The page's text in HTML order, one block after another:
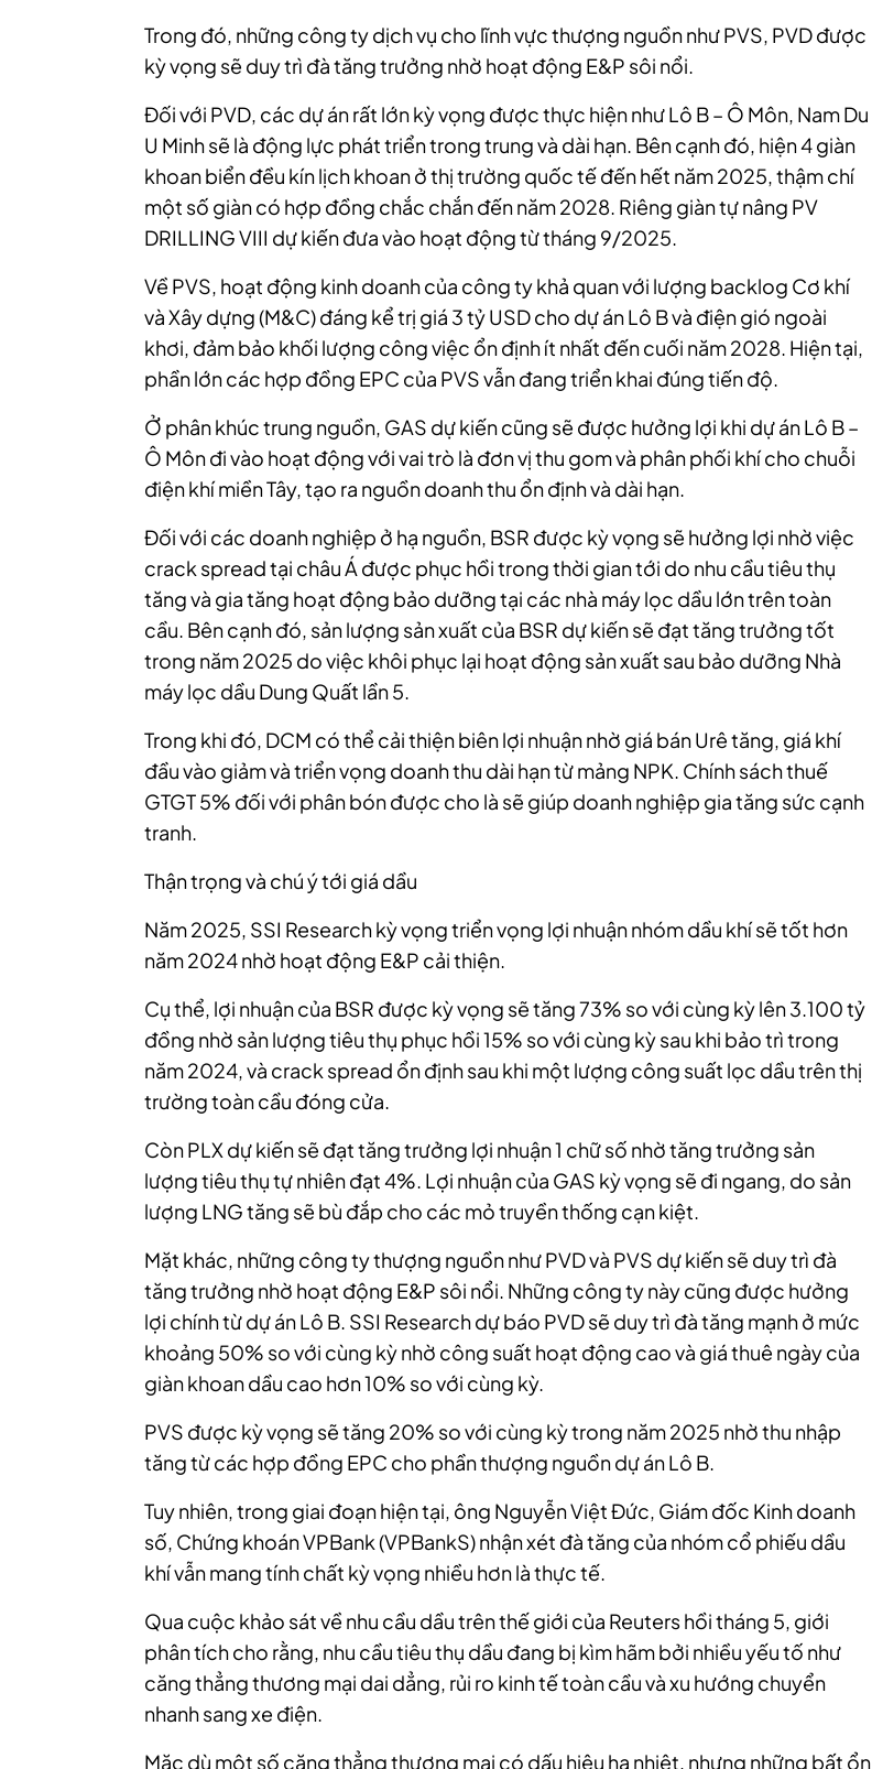
Trong đó, những công ty dịch vụ cho lĩnh vực thượng nguồn như PVS, PVD được
kỳ vọng sẽ duy trì đà tăng trưởng nhờ hoạt động E&P sôi nổi.
Đối với PVD, các dự án rất lớn kỳ vọng được thực hiện như Lô B – Ô Môn, Nam Du
U Minh sẽ là động lực phát triển trong trung và dài hạn. Bên cạnh đó, hiện 4 giàn
khoan biển đều kín lịch khoan ở thị trường quốc tế đến hết năm 2025, thậm chí
một số giàn có hợp đồng chắc chắn đến năm 2028. Riêng giàn tự nâng PV
DRILLING VIII dự kiến đưa vào hoạt động từ tháng 9/2025.
Về PVS, hoạt động kinh doanh của công ty khả quan với lượng backlog Cơ khí
và Xây dựng (M&C) đáng kể trị giá 3 tỷ USD cho dự án Lô B và điện gió ngoài
khơi, đảm bảo khối lượng công việc ổn định ít nhất đến cuối năm 2028. Hiện tại,
phần lớn các hợp đồng EPC của PVS vẫn đang triển khai đúng tiến độ.
Ở phân khúc trung nguồn, GAS dự kiến cũng sẽ được hưởng lợi khi dự án Lô B –
Ô Môn đi vào hoạt động với vai trò là đơn vị thu gom và phân phối khí cho chuỗi
điện khí miền Tây, tạo ra nguồn doanh thu ổn định và dài hạn.
Đối với các doanh nghiệp ở hạ nguồn, BSR được kỳ vọng sẽ hưởng lợi nhờ việc
crack spread tại châu Á được phục hồi trong thời gian tới do nhu cầu tiêu thụ
tăng và gia tăng hoạt động bảo dưỡng tại các nhà máy lọc dầu lớn trên toàn
cầu. Bên cạnh đó, sản lượng sản xuất của BSR dự kiến sẽ đạt tăng trưởng tốt
trong năm 2025 do việc khôi phục lại hoạt động sản xuất sau bảo dưỡng Nhà
máy lọc dầu Dung Quất lần 5.
Trong khi đó, DCM có thể cải thiện biên lợi nhuận nhờ giá bán Urê tăng, giá khí
đầu vào giảm và triển vọng doanh thu dài hạn từ mảng NPK. Chính sách thuế
GTGT 5% đối với phân bón được cho là sẽ giúp doanh nghiệp gia tăng sức cạnh
tranh.
Thận trọng và chú ý tới giá dầu
Năm 2025, SSI Research kỳ vọng triển vọng lợi nhuận nhóm dầu khí sẽ tốt hơn
năm 2024 nhờ hoạt động E&P cải thiện.
Cụ thể, lợi nhuận của BSR được kỳ vọng sẽ tăng 73% so với cùng kỳ lên 3.100 tỷ
đồng nhờ sản lượng tiêu thụ phục hồi 15% so với cùng kỳ sau khi bảo trì trong
năm 2024, và crack spread ổn định sau khi một lượng công suất lọc dầu trên thị
trường toàn cầu đóng cửa.
Còn PLX dự kiến sẽ đạt tăng trưởng lợi nhuận 1 chữ số nhờ tăng trưởng sản
lượng tiêu thụ tự nhiên đạt 4%. Lợi nhuận của GAS kỳ vọng sẽ đi ngang, do sản
lượng LNG tăng sẽ bù đắp cho các mỏ truyền thống cạn kiệt.
Mặt khác, những công ty thượng nguồn như PVD và PVS dự kiến sẽ duy trì đà
tăng trưởng nhờ hoạt động E&P sôi nổi. Những công ty này cũng được hưởng
lợi chính từ dự án Lô B. SSI Research dự báo PVD sẽ duy trì đà tăng mạnh ở mức
khoảng 50% so với cùng kỳ nhờ công suất hoạt động cao và giá thuê ngày của
giàn khoan dầu cao hơn 10% so với cùng kỳ.
PVS được kỳ vọng sẽ tăng 20% so với cùng kỳ trong năm 2025 nhờ thu nhập
tăng từ các hợp đồng EPC cho phần thượng nguồn dự án Lô B.
Tuy nhiên, trong giai đoạn hiện tại, ông Nguyễn Việt Đức, Giám đốc Kinh doanh
số, Chứng khoán VPBank (VPBankS) nhận xét đà tăng của nhóm cổ phiếu dầu
khí vẫn mang tính chất kỳ vọng nhiều hơn là thực tế.
Qua cuộc khảo sát về nhu cầu dầu trên thế giới của Reuters hồi tháng 5, giới
phân tích cho rằng, nhu cầu tiêu thụ dầu đang bị kìm hãm bởi nhiều yếu tố như
căng thẳng thương mại dai dẳng, rủi ro kinh tế toàn cầu và xu hướng chuyển
nhanh sang xe điện.
Mặc dù một số căng thẳng thương mại có dấu hiệu hạ nhiệt, nhưng những bất ổn